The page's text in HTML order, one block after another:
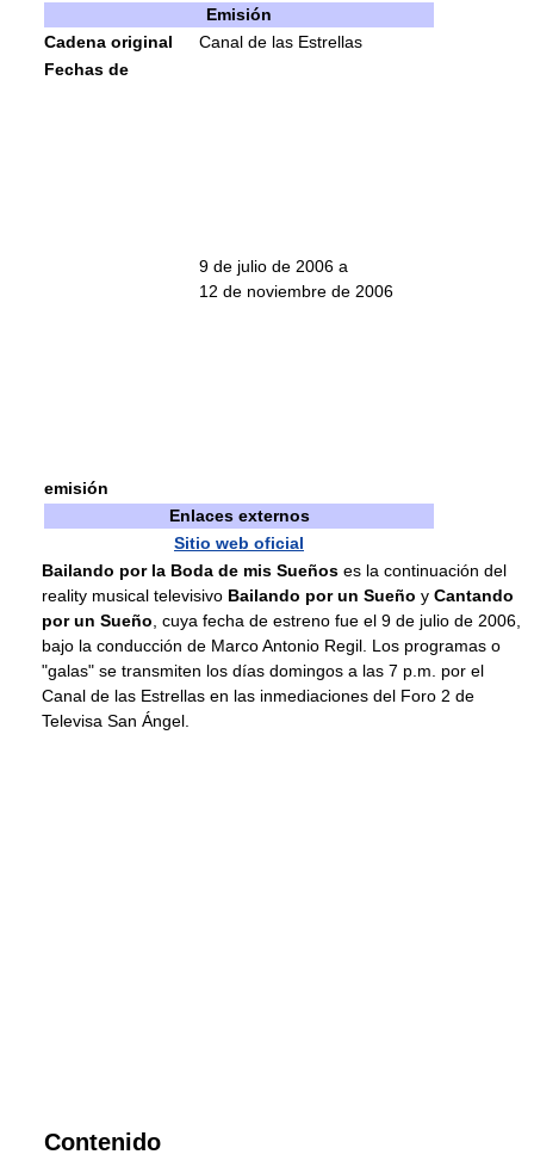
Emisión
Cadena original
Canal de las Estrellas
Fechas de
emisión
9 de julio de 2006 a
12 de noviembre de 2006
Enlaces externos
Sitio web oficial
Bailando por la Boda de mis Sueños es la continuación del
reality musical televisivo Bailando por un Sueño y Cantando
por un Sueño , cuya fecha de estreno fue el 9 de julio de 2006,
bajo la conducción de Marco Antonio Regil. Los programas o
"galas" se transmiten los días domingos a las 7 p.m. por el
Canal de las Estrellas en las inmediaciones del Foro 2 de
Televisa San Ángel.
Contenido